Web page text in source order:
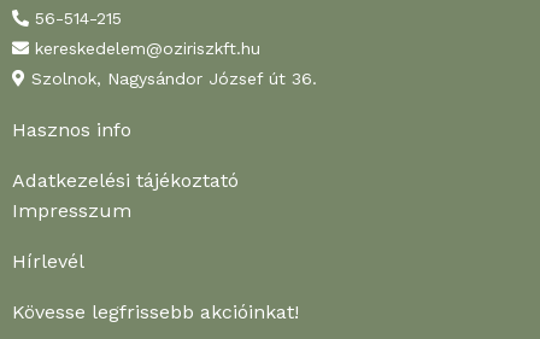
56-514-215
kereskedelem@oziriszkft.hu
Szolnok, Nagysándor József út 36.
Hasznos info
Adatkezelési tájékoztató
Impresszum
Hírlevél
Kövesse legfrissebb akcióinkat!